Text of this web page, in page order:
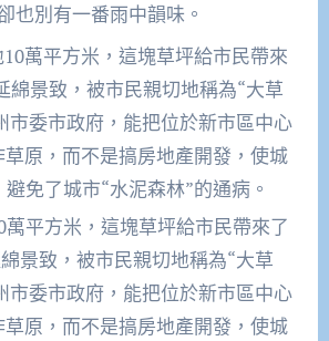
也別有一番雨中韻味。
萬平方米，這塊草坪給市民帶來了
景致，被市民親切地稱為“大草
市委市政府，能把位於新市區中心
原，而不是搞房地產開發，使城